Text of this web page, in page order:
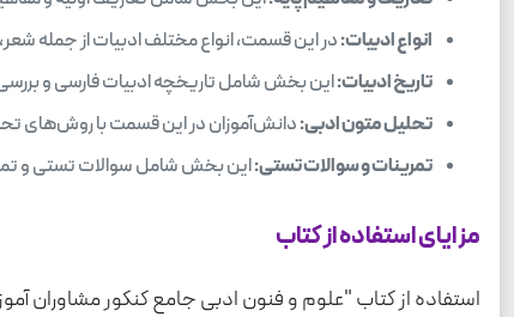
انواع ادبیات:در این قسمت، انواع مختلف ادبیات از جمله
تاریخ ادبیات:این بخش شامل تاریخچه ادبیات فارسی و
تحلیل متون ادبی:دانش‌آموزان در این قسمت با روش‌های
تمرینات و سوالات تستی:این بخش شامل سوالات تستی و
مزایای استفاده از کتاب
استفاده از کتاب "علوم و فنون ادبی جامع کنکور مشاوران